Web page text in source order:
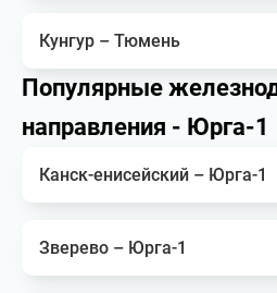
Кунгур – Тюмень
Популярные
направления - Юрга-1
Канск-енисейский – Юрга-1
Зверево – Юрга-1